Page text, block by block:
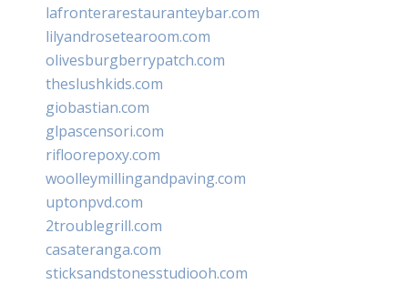
lafronterarestauranteybar.com
lilyandrosetearoom.com
olivesburgberrypatch.com
theslushkids.com
giobastian.com
glpascensori.com
rifloorepoxy.com
woolleymillingandpaving.com
uptonpvd.com
2troublegrill.com
casateranga.com
sticksandstonesstudiooh.com